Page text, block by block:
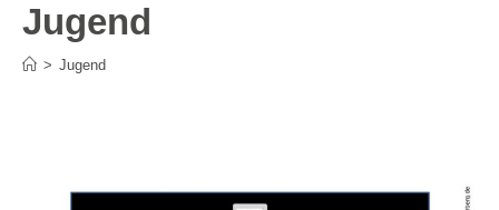
Jugend
> Jugend